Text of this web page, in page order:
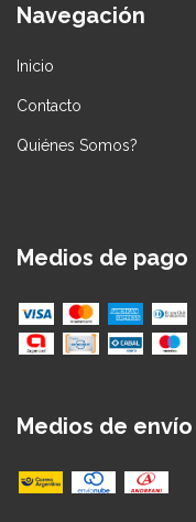
Navegación
Inicio
Contacto
Quiénes Somos?
Medios de pago
Medios de envío